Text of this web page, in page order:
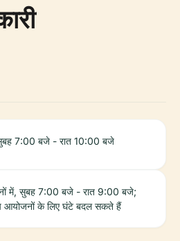
7:00 बजे - रात 10:00 बजे
में, सुबह 7:00 बजे - रात 9:00 बजे;
आयोजनों के लिए घंटे बदल सकते हैं